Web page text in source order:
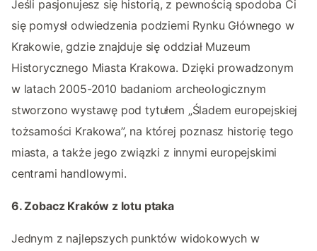
Jeśli pasjonujesz się historią, z pewnością spodoba Ci
się pomysł odwiedzenia podziemi Rynku Głównego w
Krakowie, gdzie znajduje się oddział Muzeum
Historycznego Miasta Krakowa. Dzięki prowadzonym
w latach 2005-2010 badaniom archeologicznym
stworzono wystawę pod tytułem „Śladem europejskiej
tożsamości Krakowa”, na której poznasz historię tego
miasta, a także jego związki z innymi europejskimi
centrami handlowymi.
6. Zobacz Kraków z lotu ptaka
Jednym z najlepszych punktów widokowych w